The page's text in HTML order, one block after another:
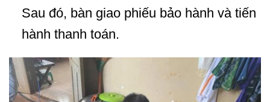
Sau đó, bàn giao phiếu bảo hành và tiến
hành thanh toán.